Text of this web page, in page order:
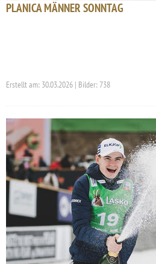
PLANICA MÄNNER SONNTAG
Erstellt am: 30.03.2026 | Bilder: 738